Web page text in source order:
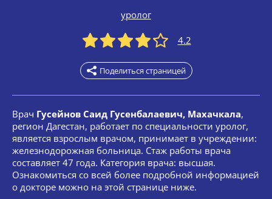
уролог
4.2
Поделиться страницей
Врач Гусейнов Саид Гусенбалаевич, Махачкала,
регион Дагестан, работает по специальности уролог,
является взрослым врачом, принимает в учреждении:
железнодорожная больница. Стаж работы врача
составляет 47 года. Категория врача: высшая.
Ознакомиться со всей более подробной информацией
о докторе можно на этой странице ниже.